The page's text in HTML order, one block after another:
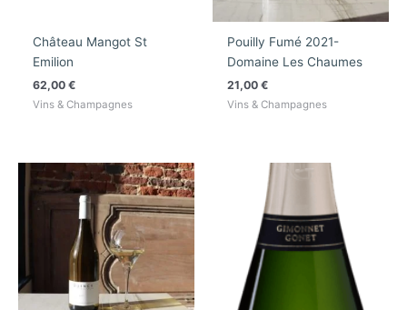
Château Mangot St
Emilion
62,00€
Vins & Champagnes
Pouilly Fumé 2021-
Domaine Les Chaumes
21,00€
Vins & Champagnes